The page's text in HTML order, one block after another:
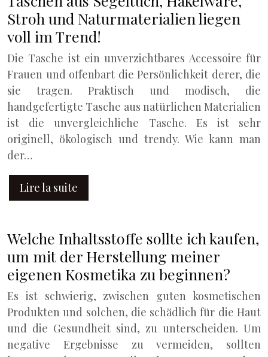
Stroh und Naturmaterialien liegen
voll im Trend!
Die Tasche ist ein unverzichtbares Accessoire für
Frauen und offenbart die Persönlichkeit derer, die
sie tragen. Praktisch und modisch, die
handgefertigte Tasche aus natürlichen Materialien
ist die unvergleichliche Tasche. Es ist sehr
originell, ökologisch und trendy. Wie kann man
der…
Lire la suite
Welche Inhaltsstoffe sollte ich kaufen,
um mit der Herstellung meiner
eigenen Kosmetika zu beginnen?
Es ist schwierig, zwischen guten kosmetischen
Produkten und solchen, die schädlich für die Haut
und die Gesundheit sind, zu unterscheiden. Um
negative Ergebnisse zu vermeiden, sollten